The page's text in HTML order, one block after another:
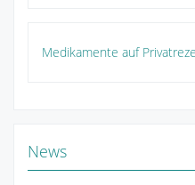
Medikamente auf
News